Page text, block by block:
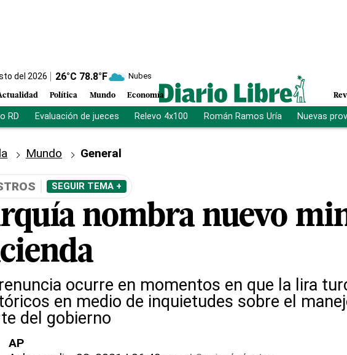
del 2026 26°C 78.8°F Nubes
Política Mundo Economía
RD Evaluación de jueces Relevo 4x100 Román Ramos Uría Nuevas
Mundo General
SEGUIR TEMA +
nombra nuevo
ocurre en momentos en que la lira
en medio de inquietudes sobre el
del gobierno
AP